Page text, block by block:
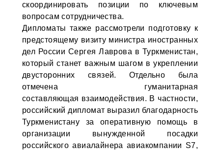
скоординировать позиции по ключевым
вопросам сотрудничества.
Дипломаты также рассмотрели подготовку к
предстоящему визиту министра иностранных
дел России Сергея Лаврова в Туркменистан,
который станет важным шагом в укреплении
двусторонних связей. Отдельно была
отмечена гуманитарная
составляющая взаимодействия. В частности,
российский дипломат выразил благодарность
Туркменистану за оперативную помощь в
организации вынужденной посадки
российского авиалайнера авиакомпании S7,